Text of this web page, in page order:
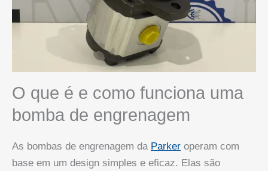
O que é e como funciona uma
bomba de engrenagem
As bombas de engrenagem da Parker operam com
base em um design simples e eficaz. Elas são